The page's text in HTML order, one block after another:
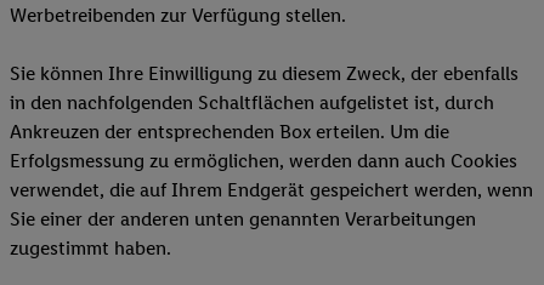
Werbetreibenden zur Verfügung stellen.
Sie können Ihre Einwilligung zu diesem Zweck, der ebenfalls
in den nachfolgenden Schaltflächen aufgelistet ist, durch
Ankreuzen der entsprechenden Box erteilen. Um die
Erfolgsmessung zu ermöglichen, werden dann auch Cookies
verwendet, die auf Ihrem Endgerät gespeichert werden, wenn
Sie einer der anderen unten genannten Verarbeitungen
zugestimmt haben.